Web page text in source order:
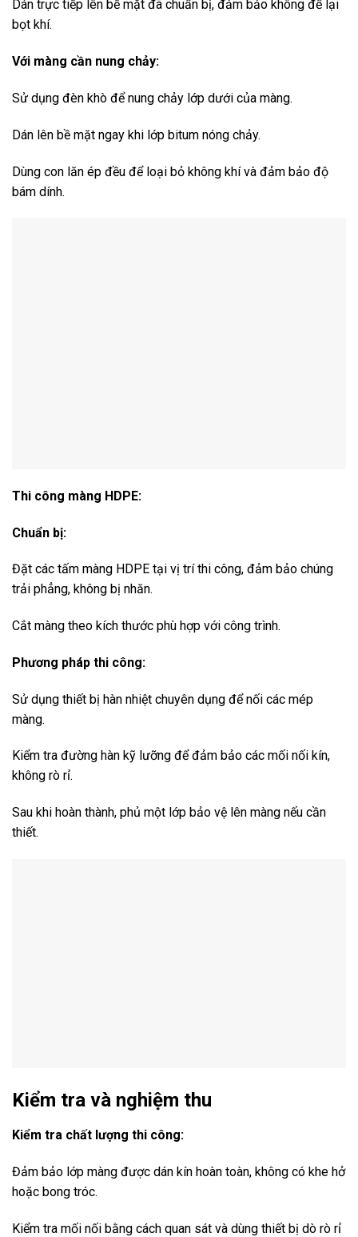
Dán trực tiếp lên bề mặt đã chuẩn bị, đảm bảo không để lại
bọt khí.
Với màng cần nung chảy:
Sử dụng đèn khò để nung chảy lớp dưới của màng.
Dán lên bề mặt ngay khi lớp bitum nóng chảy.
Dùng con lăn ép đều để loại bỏ không khí và đảm bảo độ
bám dính.
Thi công màng HDPE:
Chuẩn bị:
Đặt các tấm màng HDPE tại vị trí thi công, đảm bảo chúng
trải phẳng, không bị nhăn.
Cắt màng theo kích thước phù hợp với công trình.
Phương pháp thi công:
Sử dụng thiết bị hàn nhiệt chuyên dụng để nối các mép
màng.
Kiểm tra đường hàn kỹ lưỡng để đảm bảo các mối nối kín,
không rò rỉ.
Sau khi hoàn thành, phủ một lớp bảo vệ lên màng nếu cần
thiết.
Kiểm tra và nghiệm thu
Kiểm tra chất lượng thi công:
Đảm bảo lớp màng được dán kín hoàn toàn, không có khe hở
hoặc bong tróc.
Kiểm tra mối nối bằng cách quan sát và dùng thiết bị dò rò rỉ